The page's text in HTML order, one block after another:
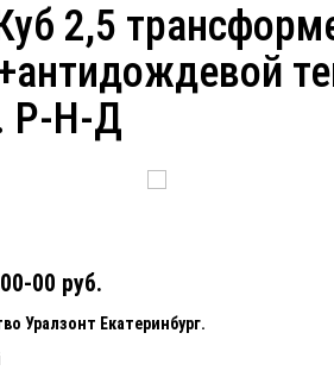
2,5
Р-Н-Д
00 руб.
Уралзонт Екатеринбург.